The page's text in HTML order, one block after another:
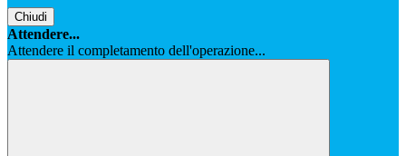
Chiudi
Attendere...
Attendere il completamento dell'operazione...